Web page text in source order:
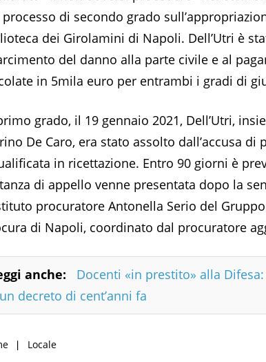
processo di secondo grado
dei Girolamini di Napoli. Dell’Utri è
del danno alla parte civile e al
in 5mila euro per entrambi i gradi di
grado, il 19 gennaio 2021, Dell’Utri,
De Caro, era stato assolto dall’accusa di
in ricettazione. Entro 90 giorni è
di appello venne presentata dopo la
procuratore Antonella Serio del
di Napoli, coordinato dal procuratore
anche:
Docenti «in prestito» alla
decreto di cent’anni fa
Locale